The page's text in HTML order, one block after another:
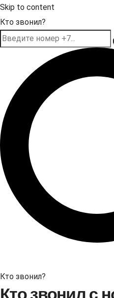
Skip to content
Кто звонил?
Кто звонил?
Кто звонил с